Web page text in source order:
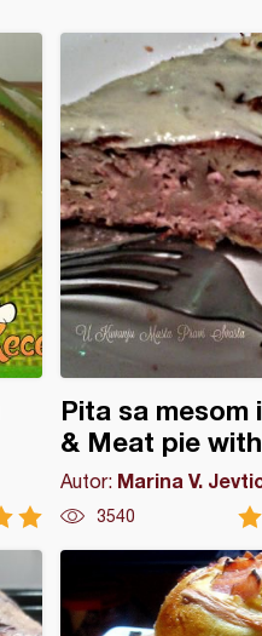
Pita sa mesom
& Meat pie
Autor: Marina V.
3540